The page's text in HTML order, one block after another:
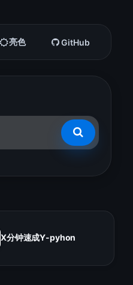
亮色 GitHub
X分钟速成Y-pyhon